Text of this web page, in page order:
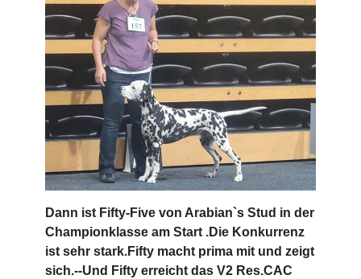
Dann ist Fifty-Five von Arabian`s Stud in der
Championklasse am Start .Die Konkurrenz
ist sehr stark.Fifty macht prima mit und zeigt
sich.--Und Fifty erreicht das V2 Res.CAC